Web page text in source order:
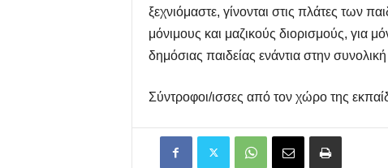
ξεχνιόμαστε, γίνονται στις πλάτες των
μόνιμους και μαζικούς διορισμούς, για
δημόσιας παιδείας ενάντια στην
Σύντροφοι/ισσες από τον χώρο της